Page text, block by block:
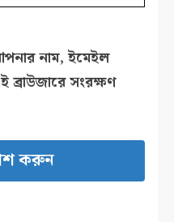
নাম, ইমেইল
ব্রাউজারে সংরক্ষণ